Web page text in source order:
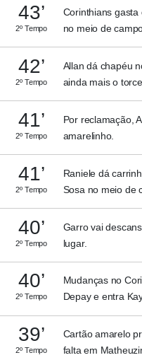
43’
2º Tempo
Corinthians
no meio de
42’
2º Tempo
Allan dá chapéu
ainda mais o
41’
2º Tempo
Por reclamação,
amarelinho.
41’
2º Tempo
Raniele dá
Sosa no meio de
40’
2º Tempo
Garro vai
lugar.
40’
2º Tempo
Mudanças no
Depay e entra
39’
2º Tempo
Cartão amarelo
falta em